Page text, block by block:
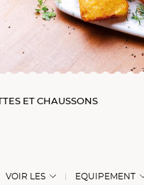
ET CHAUSSONS
VOIR LES EQUIPEMENT